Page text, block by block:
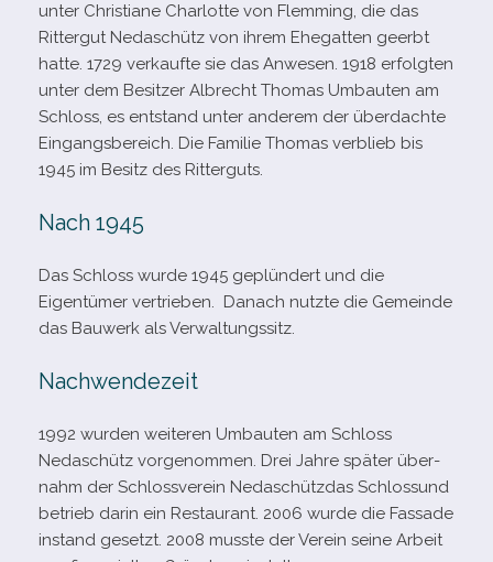
unter Christiane Charlotte von Flemming, die das
Rittergut Nedaschütz von ihrem Ehegatten geerbt
hatte. 1729 ver­kaufte sie das Anwesen. 1918 erfolg­ten
unter dem Besitzer Albrecht Thomas Umbauten am
Schloss, es ent­stand unter ande­rem der über­dachte
Eingangsbereich. Die Familie Thomas ver­blieb bis
1945 im Besitz des Ritterguts.
Nach 1945
Das Schloss wurde 1945 geplün­dert und die
Eigentümer ver­trie­ben. Danach nutzte die Gemeinde
das Bauwerk als Verwaltungssitz.
Nachwendezeit
1992 wur­den wei­te­ren Umbauten am Schloss
Nedaschütz vor­ge­nom­men. Drei Jahre spä­ter über­
nahm der Schlossverein Nedaschützdas Schlossund
betrieb darin ein Restaurant. 2006 wurde die Fassade
instand gesetzt. 2008 musste der Verein seine Arbeit